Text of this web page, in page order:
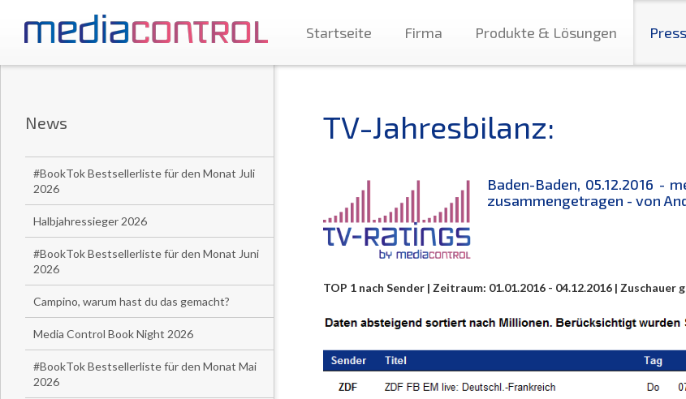
Startseite Firma Produkte & Lösungen
News
#BookTok Bestsellerliste für den Monat Juli
2026
Halbjahressieger 2026
#BookTok Bestsellerliste für den Monat Juni
2026
Campino, warum hast du das gemacht?
Media Control Book Night 2026
#BookTok Bestsellerliste für den Monat Mai
2026
TV-Jahresbilanz:
Baden-Baden, 05.12.2016 -
zusammengetragen - von
TOP 1 nach Sender | Zeitraum: 01.01.2016 - 04.12.2016 |